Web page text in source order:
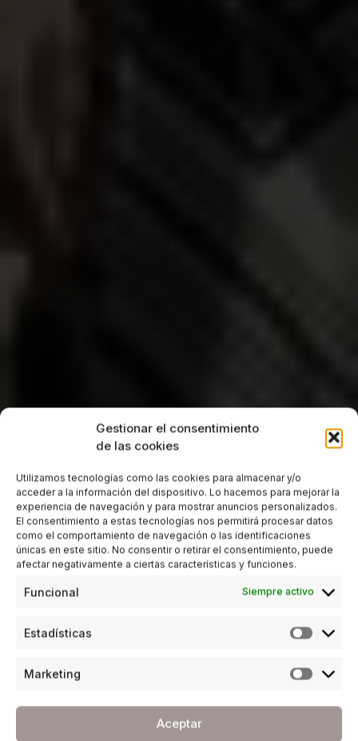
Gestionar el consentimiento
de las cookies
Utilizamos tecnologías como las cookies para almacenar y/o
acceder a la información del dispositivo. Lo hacemos para mejorar la
experiencia de navegación y para mostrar anuncios personalizados.
El consentimiento a estas tecnologías nos permitirá procesar datos
como el comportamiento de navegación o las identificaciones
únicas en este sitio. No consentir o retirar el consentimiento, puede
afectar negativamente a ciertas características y funciones.
Funcional Siempre activo
Estadísticas
Marketing
Aceptar